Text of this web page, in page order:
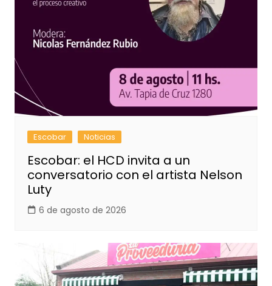
Escobar Noticias
Escobar: el HCD invita a un
conversatorio con el artista Nelson
Luty
6 de agosto de 2026